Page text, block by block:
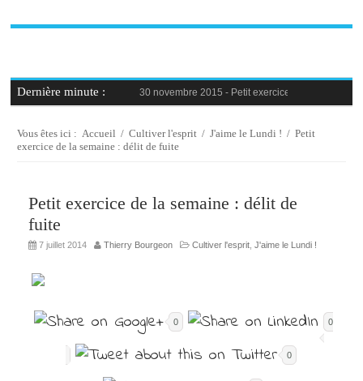
Dernière minute : 30 novembre 2015 - Petit exercice de la semaine
30 novembre 2015 -Blague au bureau #9
23 novembre 2015 -Le syndrome de l’imposteur,
Vous êtes ici :Accueil /Cultiver l'esprit /J'aime le Lundi ! /Petit
exercice de la semaine : délit de fuite
Petit exercice de la semaine : délit de
fuite
7 juillet 2014 Thierry Bourgeon Cultiver l'esprit, J'aime le Lundi !
0 0
0